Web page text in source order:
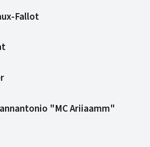
Fallot
"MC Ariiaamm"